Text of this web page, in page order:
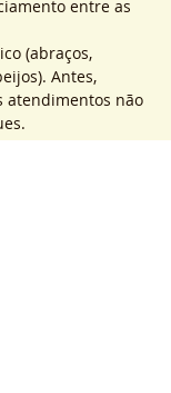
entre as
(abraços,
Antes,
atendimentos não